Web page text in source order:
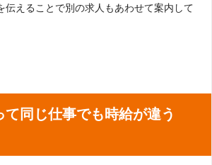
伝えることで別の求人もあわせて案内して
同じ仕事でも時給が違う